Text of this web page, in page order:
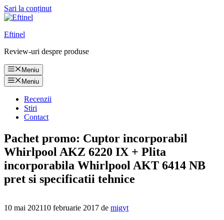
Sari la conținut
Eftinel
Review-uri despre produse
Meniu
Meniu
Recenzii
Stiri
Contact
Pachet promo: Cuptor incorporabil
Whirlpool AKZ 6220 IX + Plita
incorporabila Whirlpool AKT 6414 NB
pret si specificatii tehnice
10 mai 202110 februarie 2017 de migyt